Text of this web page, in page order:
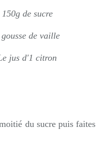
150g de sucre
de vaille
jus d'1 citron
du sucre puis